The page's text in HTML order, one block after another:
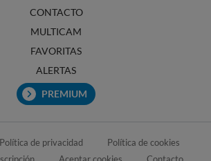
CONTACTO
MULTICAM
FAVORITAS
ALERTAS
PREMIUM
Política de privacidad
Política de cookies